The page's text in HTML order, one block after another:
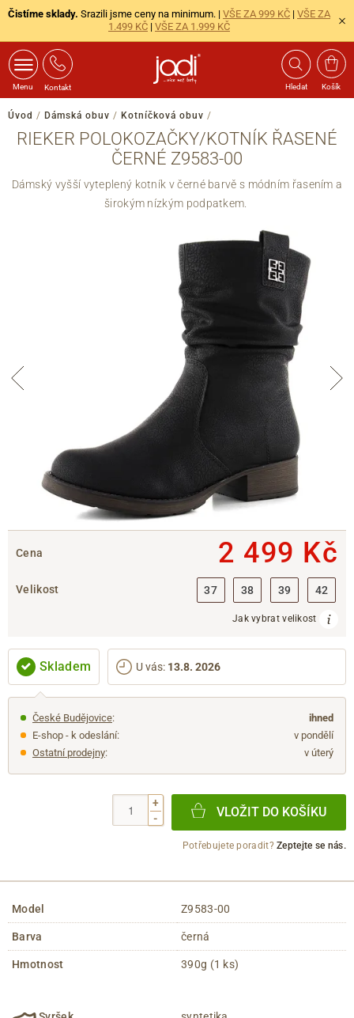
Čistíme sklady. Srazili jsme ceny na minimum. | VŠE ZA 999 KČ | VŠE ZA
1.499 KČ | VŠE ZA 1.999 KČ
Menu Kontakt Hledat Košík
Úvod / Dámská obuv / Kotníčková obuv /
RIEKER POLOKOZAČKY/KOTNÍK ŘASENÉ
ČERNÉ Z9583-00
Dámský vyšší vyteplený kotník v černé barvě s módním řasením a
širokým nízkým podpatkem.
Cena 2 499 Kč
Velikost 37 38 39 42
Jak vybrat velikost
Skladem U vás: 13.8. 2026
České Budějovice:
ihned
E-shop - k odeslání:
v pondělí
Ostatní prodejny: v úterý
+
-
VLOŽIT DO KOŠÍKU
Potřebujete poradit?Zeptejte se nás.
Model Z9583-00
Barva černá
Hmotnost 390g (1 ks)